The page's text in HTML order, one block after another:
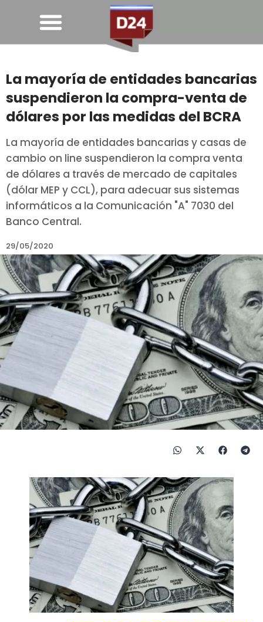
La mayoría de entidades bancarias
suspendieron la compra-venta de
dólares por las medidas del BCRA
La mayoría de entidades bancarias y casas de
cambio on line suspendieron la compra venta
de dólares a través de mercado de capitales
(dólar MEP y CCL), para adecuar sus sistemas
informáticos a la Comunicación "A" 7030 del
Banco Central.
29/05/2020